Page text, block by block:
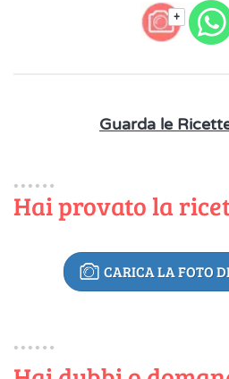
+
Guarda le
Hai provato la
CARICA LA FOTO